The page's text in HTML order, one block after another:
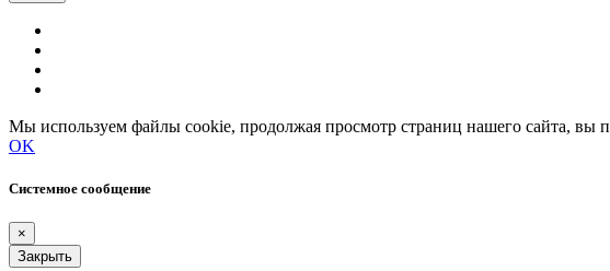
Мы используем файлы cookie, продолжая просмотр страниц нашего сайта, вы
OK
Системное сообщение
×
Закрыть